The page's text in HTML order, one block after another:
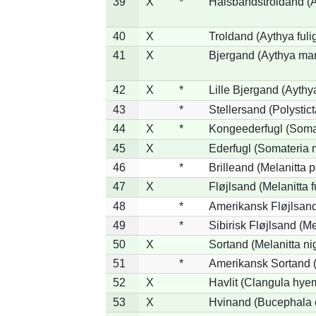
40 X
Troldand (Aythya
41
X Bjergand (Aythya
42 X *
Lille Bjergand
43
*
Stellersand
44
X *
Kongeederfugl
45
X
Ederfugl (Somateria
46
*
Brilleand (Melanitta
47
X
Fløjlsand (Melanitta
48
*
Amerikansk
49
*
Sibirisk Fløjlsand
50
X
Sortand (Melanitta
51
*
Amerikansk Sortand
52
X
Havlit (Clangula
53
X
Hvinand (Bucephala